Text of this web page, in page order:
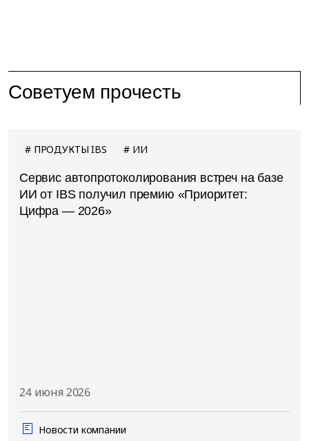
Советуем прочесть
ПРОДУКТЫ IBS ИИ
Сервис автопротоколирования встреч на базе
ИИ от IBS получил премию «Приоритет:
Цифра — 2026»
24 июня 2026
Новости компании